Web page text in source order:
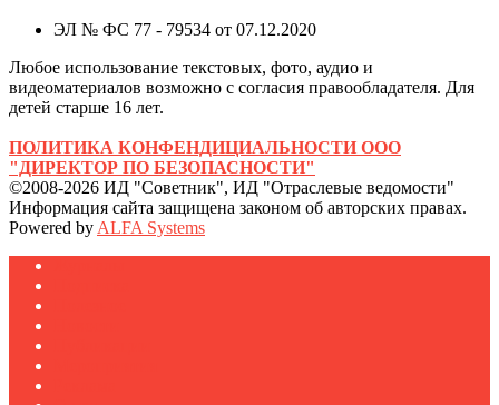
ЭЛ № ФС 77 - 79534 от 07.12.2020
Любое использование текстовых, фото, аудио и
видеоматериалов возможно с согласия правообладателя. Для
детей старше 16 лет.
ПОЛИТИКА КОНФЕНДИЦИАЛЬНОСТИ ООО
"ДИРЕКТОР ПО БЕЗОПАСНОСТИ"
©2008-2026 ИД "Советник", ИД "Отраслевые ведомости"
Информация сайта защищена законом об авторских правах.
Powered by ALFA Systems